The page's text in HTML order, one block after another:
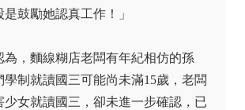
是鼓勵她認真工作！」
為，麵線糊店老闆有年紀相仿的孫
學制就讀國三可能尚未滿15歲，老闆
少女就讀國三，卻未進一步確認，已